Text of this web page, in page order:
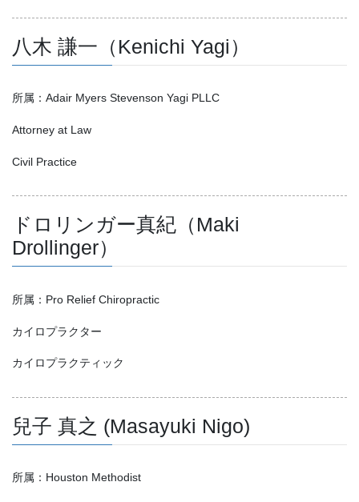
八木 謙一（Kenichi Yagi）
所属：Adair Myers Stevenson Yagi PLLC
Attorney at Law
Civil Practice
ドロリンガー真紀（Maki
Drollinger）
所属：Pro Relief Chiropractic
カイロプラクター
カイロプラクティック
兒子 真之 (Masayuki Nigo)
所属：Houston Methodist